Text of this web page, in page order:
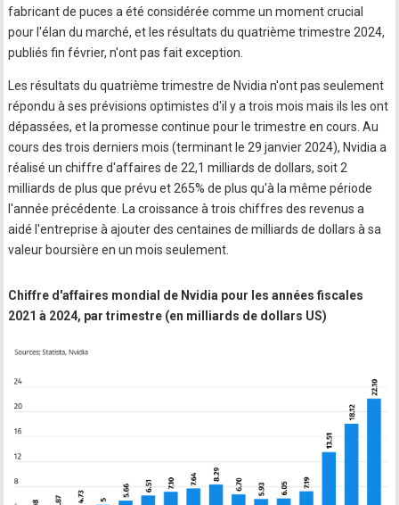
fabricant de puces a été considérée comme un moment crucial
pour l'élan du marché, et les résultats du quatrième trimestre 2024,
publiés fin février, n'ont pas fait exception.
Les résultats du quatrième trimestre de Nvidia n'ont pas seulement
répondu à ses prévisions optimistes d'il y a trois mois mais ils les ont
dépassées, et la promesse continue pour le trimestre en cours. Au
cours des trois derniers mois (terminant le 29 janvier 2024), Nvidia a
réalisé un chiffre d'affaires de 22,1 milliards de dollars, soit 2
milliards de plus que prévu et 265% de plus qu'à la même période
l'année précédente. La croissance à trois chiffres des revenus a
aidé l'entreprise à ajouter des centaines de milliards de dollars à sa
valeur boursière en un mois seulement.
Chiffre d'affaires mondial de Nvidia pour les années fiscales
2021 à 2024, par trimestre (en milliards de dollars US)